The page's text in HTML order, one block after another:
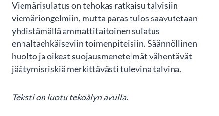
Viemärisulatus on tehokas ratkaisu talvisiin
viemäriongelmiin, mutta paras tulos saavutetaan
yhdistämällä ammattitaitoinen sulatus
ennaltaehkäiseviin toimenpiteisiin. Säännöllinen
huolto ja oikeat suojausmenetelmät vähentävät
jäätymisriskiä merkittävästi tulevina talvina.
Teksti on luotu tekoälyn avulla.